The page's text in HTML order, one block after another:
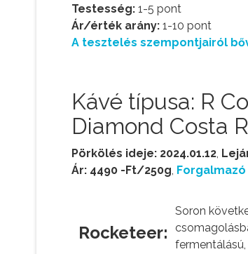
Testesség: 1-5 pont
Ár/érték arány: 1-10 pont
A tesztelés szempontjairól
Kávé típusa: R
Diamond Costa
Pörkölés ideje: 2024.01.12
Ár: 4490 -Ft/250g
Rocketeer:
Soron